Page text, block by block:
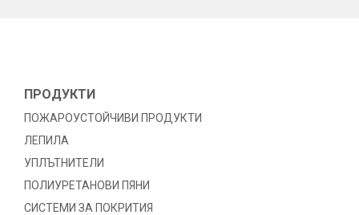
ПРОДУКТИ
ПОЖАРОУСТОЙЧИВИ ПРОДУКТИ
ЛЕПИЛА
УПЛЪТНИТЕЛИ
ПОЛИУРЕТАНОВИ ПЯНИ
СИСТЕМИ ЗА ПОКРИТИЯ